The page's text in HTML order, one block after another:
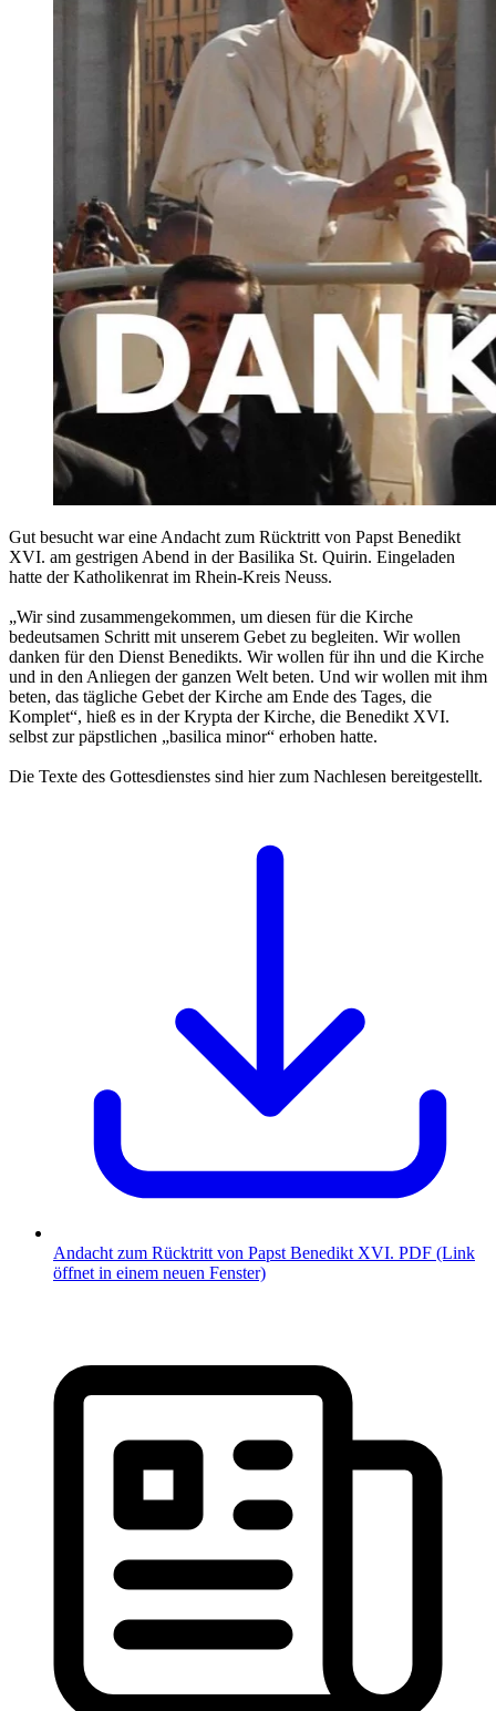
Gut besucht war eine Andacht zum Rücktritt von Papst Benedikt
XVI. am gestrigen Abend in der Basilika St. Quirin. Eingeladen
hatte der Katholikenrat im Rhein-Kreis Neuss.
„Wir sind zusammengekommen, um diesen für die Kirche
bedeutsamen Schritt mit unserem Gebet zu begleiten. Wir wollen
danken für den Dienst Benedikts. Wir wollen für ihn und die Kirche
und in den Anliegen der ganzen Welt beten. Und wir wollen mit ihm
beten, das tägliche Gebet der Kirche am Ende des Tages, die
Komplet“, hieß es in der Krypta der Kirche, die Benedikt XVI.
selbst zur päpstlichen „basilica minor“ erhoben hatte.
Die Texte des Gottesdienstes sind hier zum Nachlesen bereitgestellt.
Andacht zum Rücktritt von Papst Benedikt XVI. PDF (Link
öffnet in einem neuen Fenster)